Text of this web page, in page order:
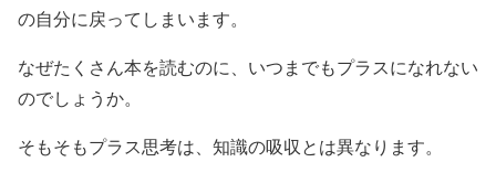
の自分に戻ってしまいます。
なぜたくさん本を読むのに、いつまでもプラスになれない
のでしょうか。
そもそもプラス思考は、知識の吸収とは異なります。